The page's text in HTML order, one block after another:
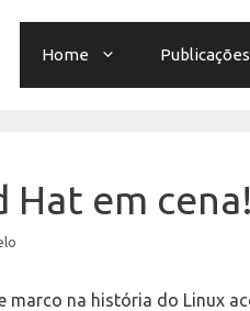
Home
Hat em cena!
marco na história do Linux